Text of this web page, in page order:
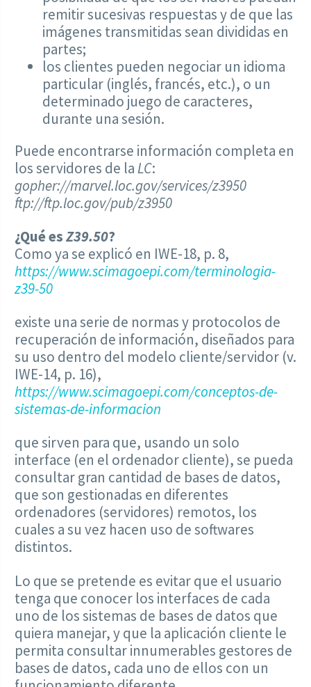
remitir sucesivas respuestas y de que las
imágenes transmitidas sean divididas en
partes;
los clientes pueden negociar un idioma
particular (inglés, francés, etc.), o un
determinado juego de caracteres,
durante una sesión.
Puede encontrarse información completa en
los servidores de laLC:
gopher://marvel.loc.gov/services/z3950
ftp://ftp.loc.gov/pub/z3950
¿Qué esZ39.50?
Como ya se explicó en IWE-18, p. 8,
https://www.scimagoepi.com/terminologia-
z39-50
existe una serie de normas y protocolos de
recuperación de información, diseñados para
su uso dentro del modelo cliente/servidor (v.
IWE-14, p. 16),
https://www.scimagoepi.com/conceptos-de-
sistemas-de-informacion
que sirven para que, usando un solo
interface (en el ordenador cliente), se pueda
consultar gran cantidad de bases de datos,
que son gestionadas en diferentes
ordenadores (servidores) remotos, los
cuales a su vez hacen uso de softwares
distintos.
Lo que se pretende es evitar que el usuario
tenga que conocer los interfaces de cada
uno de los sistemas de bases de datos que
quiera manejar, y que la aplicación cliente le
permita consultar innumerables gestores de
bases de datos, cada uno de ellos con un